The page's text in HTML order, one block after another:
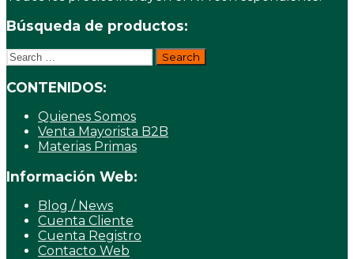
Búsqueda de productos:
Search
for:
CONTENIDOS:
Quienes Somos
Venta Mayorista B2B
Materias Primas
Información Web:
Blog / News
Cuenta Cliente
Cuenta Registro
Contacto Web